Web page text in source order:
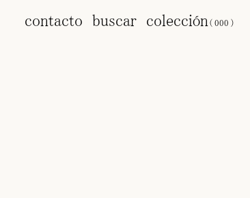
contacto buscar colección
( 000 )